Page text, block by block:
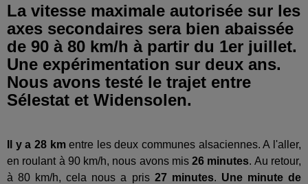
La vitesse maximale autorisée sur les
axes secondaires sera bien abaissée
de 90 à 80 km/h à partir du 1er juillet.
Une expérimentation sur deux ans.
Nous avons testé le trajet entre
Sélestat et Widensolen.
Il y a 28 kmentre les deux communes alsaciennes. A l'aller,
en roulant à 90 km/h, nous avons mis26 minutes. Au retour,
à 80 km/h, cela nous a pris 27 minutes. Une minute de